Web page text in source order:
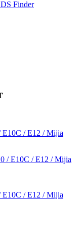
Finder
E10C / E12 / Mijia
E10C / E12 / Mijia